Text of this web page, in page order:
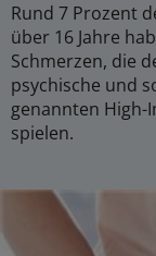
Rund 7 Prozent
über 16 Jahre
Schmerzen, die
psychische und
genannten High-
spielen.